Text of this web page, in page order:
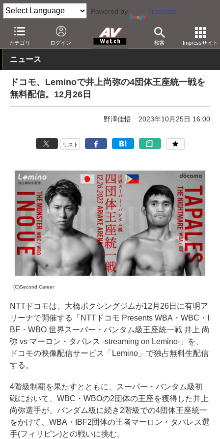
Powered by Translate
カテゴリ ログイン 検索 Impressサイト
AV Watch コンテンツ・サービス 映像配信 dTV
ニュース
ドコモ、Leminoで井上尚弥の4団体王座統一戦を
無料配信。12月26日
野澤佳悟 2023年10月25日 16:00
リスト
(C)Second Career
NTTドコモは、大橋ボクシングジムが12月26日に有明ア
リーナで開催する「NTTドコモ Presents WBA・WBC・I
BF・WBO 世界スーパー・バンタム級王座統一戦 井上 尚
弥 vs マーロン・タパレス -streaming on Lemino-」を、
ドコモの映像配信サービス「Lemino」で独占無料生配信
する。
4階級制覇を果たすとともに、スーパー・バンタム級初
戦において、WBC・WBOの2団体の王座を獲得した井上
尚弥選手が、バンダム級に続き2階級での4団体王座統一
をかけて、WBA・IBF2団体の王者マーロン・タパレス選
手(フィリピン)との戦いに挑む。